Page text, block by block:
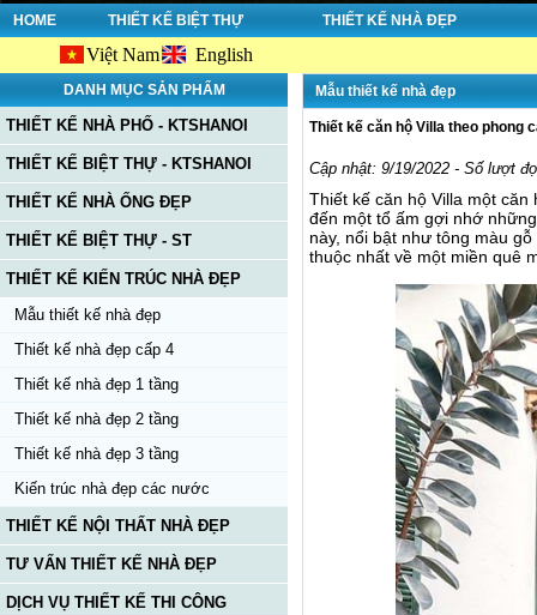
HOME THIẾT KẾ BIỆT THỰ THIẾT KẾ NHÀ ĐẸP
Việt Nam English
DANH MỤC SẢN PHẨM
THIẾT KẾ NHÀ PHỐ - KTSHANOI
THIẾT KẾ BIỆT THỰ - KTSHANOI
THIẾT KẾ NHÀ ỐNG ĐẸP
THIẾT KẾ BIỆT THỰ - ST
THIẾT KẾ KIẾN TRÚC NHÀ ĐẸP
Mẫu thiết kế nhà đẹp
Thiết kế nhà đẹp cấp 4
Thiết kế nhà đẹp 1 tầng
Thiết kế nhà đẹp 2 tầng
Thiết kế nhà đẹp 3 tầng
Kiến trúc nhà đẹp các nước
THIẾT KẾ NỘI THẤT NHÀ ĐẸP
TƯ VẤN THIẾT KẾ NHÀ ĐẸP
DỊCH VỤ THIẾT KẾ THI CÔNG
Mẫu thiết kế nhà đẹp
Thiết kế căn hộ Villa theo phong
Cập nhật: 9/19/2022 - Số lượt
Thiết kế căn hộ Villa một
đến một tổ ấm gợi nhớ
này, nổi bật như tông màu
thuộc nhất về một miền quê